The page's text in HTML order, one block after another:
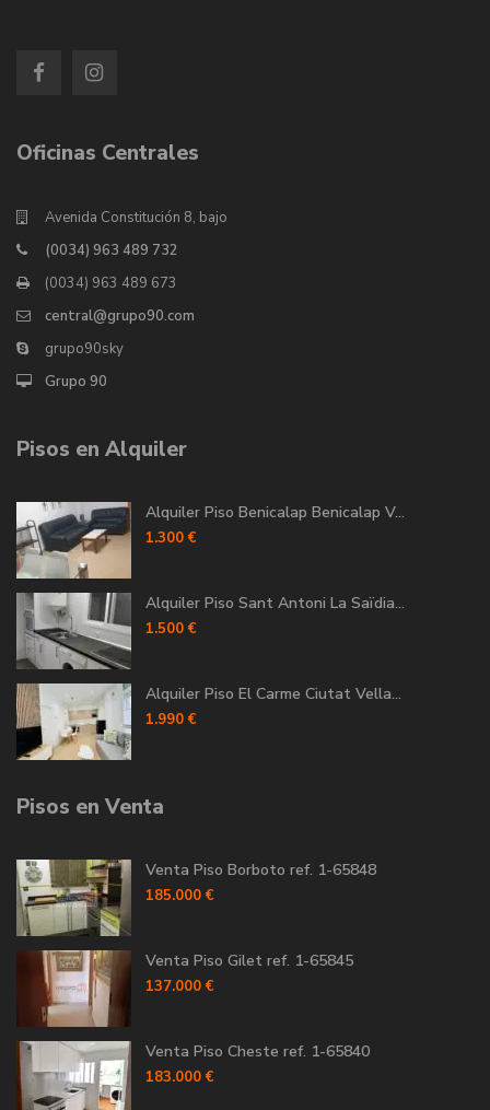
Oficinas Centrales
Avenida Constitución 8, bajo
(0034) 963 489 732
(0034) 963 489 673
central@grupo90.com
grupo90sky
Grupo 90
Pisos en Alquiler
Alquiler Piso Benicalap Benicalap V...
1.300 €
Alquiler Piso Sant Antoni La Saïdia...
1.500 €
Alquiler Piso El Carme Ciutat Vella...
1.990 €
Pisos en Venta
Venta Piso Borboto ref. 1-65848
185.000 €
Venta Piso Gilet ref. 1-65845
137.000 €
Venta Piso Cheste ref. 1-65840
183.000 €